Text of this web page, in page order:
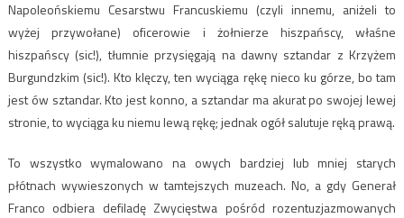
Napoleońskiemu Cesarstwu Francuskiemu (czyli innemu, aniżeli to
wyżej przywołane) oficerowie i żołnierze hiszpańscy, właśne
hiszpańscy (sic!), tłumnie przysięgają na dawny sztandar z Krzyżem
Burgundzkim (sic!). Kto klęczy, ten wyciąga rękę nieco ku górze, bo tam
jest ów sztandar. Kto jest konno, a sztandar ma akurat po swojej lewej
stronie, to wyciąga ku niemu lewą rękę; jednak ogół salutuje ręką prawą.
To wszystko wymalowano na owych bardziej lub mniej starych
płótnach wywieszonych w tamtejszych muzeach. No, a gdy Generał
Franco odbiera defiladę Zwycięstwa pośród rozentuzjazmowanych